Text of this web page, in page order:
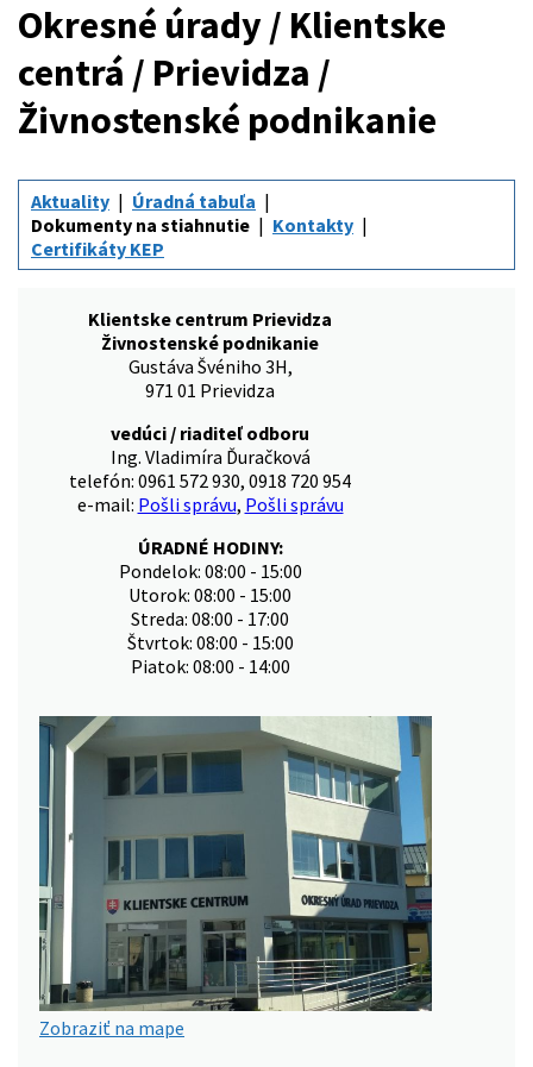
Okresné úrady / Klientske
centrá / Prievidza /
Živnostenské podnikanie
Aktuality
Úradná tabuľa
Dokumenty na stiahnutie
Kontakty
Certifikáty KEP
Klientske centrum Prievidza
Živnostenské podnikanie
Gustáva Švéniho 3H,
971 01 Prievidza
vedúci / riaditeľ odboru
Ing. Vladimíra Ďuračková
telefón: 0961 572 930, 0918 720 954
e-mail: Pošli správu, Pošli správu
ÚRADNÉ HODINY:
Pondelok: 08:00 - 15:00
Utorok: 08:00 - 15:00
Streda: 08:00 - 17:00
Štvrtok: 08:00 - 15:00
Piatok: 08:00 - 14:00
Zobraziť na mape